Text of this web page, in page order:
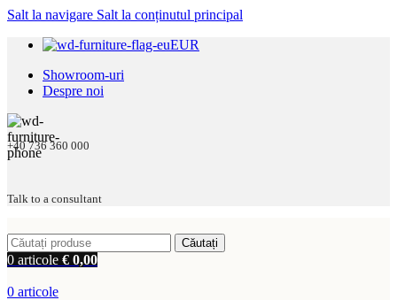
Salt la navigare Salt la conținutul principal
EUR
Showroom-uri
Despre noi
+40 736 360 000
Talk to a consultant
Căutați
0 articole € 0,00
0 articole